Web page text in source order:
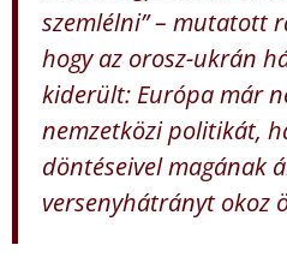
szemlélni” – mutatott
hogy az orosz-ukrán
kiderült: Európa már
nemzetközi politikát,
döntéseivel magának
versenyhátrányt okoz